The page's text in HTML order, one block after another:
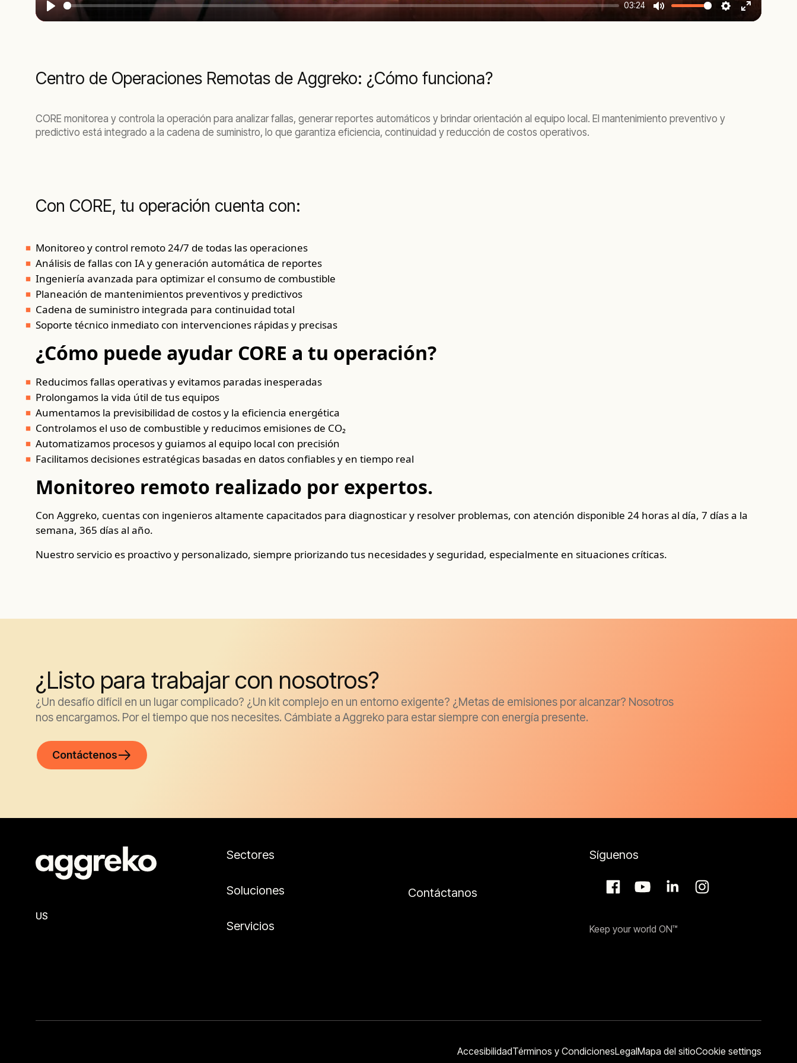
Play
03:24
Mute Settings
Enter
Centro de Operaciones Remotas de Aggreko: ¿Cómo funciona?
CORE monitorea y controla la operación para analizar fallas, generar reportes automáticos y brindar orientación al equipo local. El mantenimiento preventivo y
predictivo está integrado a la cadena de suministro, lo que garantiza eficiencia, continuidad y reducción de costos operativos.
Con CORE, tu operación cuenta con:
Monitoreo y control remoto 24/7 de todas las operaciones
Análisis de fallas con IA y generación automática de reportes
Ingeniería avanzada para optimizar el consumo de combustible
Planeación de mantenimientos preventivos y predictivos
Cadena de suministro integrada para continuidad total
Soporte técnico inmediato con intervenciones rápidas y precisas
¿Cómo puede ayudar CORE a tu operación?
Reducimos fallas operativas y evitamos paradas inesperadas
Prolongamos la vida útil de tus equipos
Aumentamos la previsibilidad de costos y la eficiencia energética
Controlamos el uso de combustible y reducimos emisiones de CO₂
Automatizamos procesos y guiamos al equipo local con precisión
Facilitamos decisiones estratégicas basadas en datos confiables y en tiempo real
Monitoreo remoto realizado por expertos.
Con Aggreko, cuentas con ingenieros altamente capacitados para diagnosticar y resolver problemas, con atención disponible 24 horas al día, 7 días a la
semana, 365 días al año.
Nuestro servicio es proactivo y personalizado, siempre priorizando tus necesidades y seguridad, especialmente en situaciones críticas.
¿Listo para trabajar con nosotros?
¿Un desafío difícil en un lugar complicado? ¿Un kit complejo en un entorno exigente? ¿Metas de emisiones por alcanzar? Nosotros
nos encargamos. Por el tiempo que nos necesites. Cámbiate a Aggreko para estar siempre con energía presente.
Contáctenos
US
Sectores
Soluciones
Servicios
Contáctanos
Síguenos
Keep your world ON™
AccesibilidadTérminos y CondicionesLegalMapa del sitioCookie settings